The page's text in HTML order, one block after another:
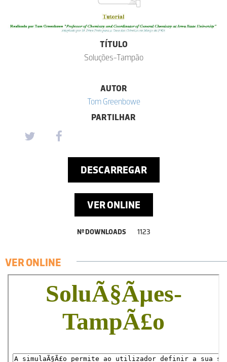
TÍTULO
Soluções-Tampão
AUTOR
Tom Greenbowe
PARTILHAR
DESCARREGAR
VER ONLINE
Nº DOWNLOADS 1123
VER ONLINE